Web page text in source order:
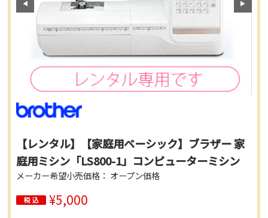
【レンタル】【家庭用ベーシック】ブラザー 家
庭用ミシン「LS800-1」コンピューターミシン
メーカー希望小売価格： オープン価格
¥5,000